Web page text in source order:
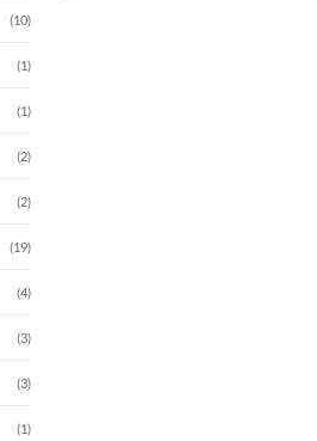
(10)
(1)
(1)
(2)
(2)
(19)
(4)
(3)
(3)
(1)